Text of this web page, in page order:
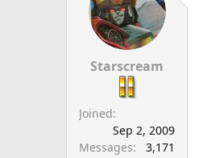
Starscream
Joined
Sep 2, 2009
Messages
3,171